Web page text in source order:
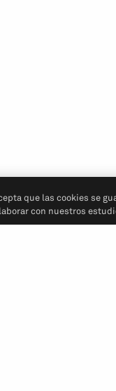
que las cookies se
con nuestros